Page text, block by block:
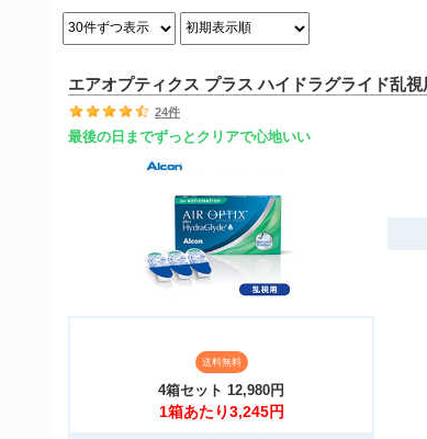
エアオプティクス プラス ハイドラグライド乱
24件
最後の日までずっとクリアで心地いい
送料無料
4箱セット 12,980円
1箱あたり3,245円